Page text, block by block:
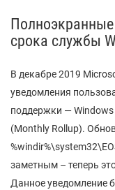
срока службы
В декабре 2019
уведомления
поддержки —
(Monthly Rollup).
заметным – теперь
Данное уведомление